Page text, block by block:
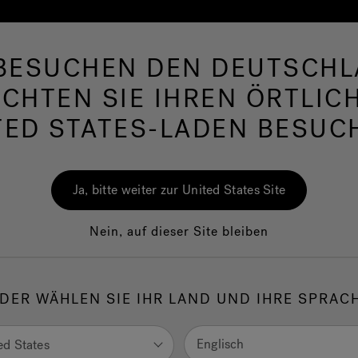
Swim Spas Bad Wellness
J-200™
der Spas ohne dabei viel ausgeben zu müssen. Reine
garantierte Qualität. Alle wesentlichen Eigenschaften
Spas. Entspannen Sie und vergnügen Sie sich.
DEN
SIE IHREN
STATES-LADEN
Ja, bitte weiter zur United States Site
Nein, auf dieser Site bleiben
WÄHLEN SIE IHR LAND UND IHRE
States Englisch